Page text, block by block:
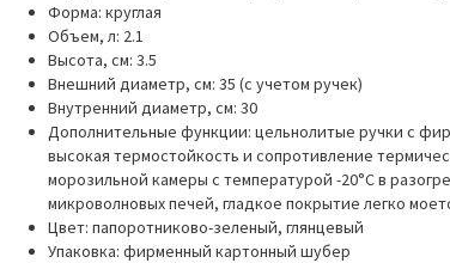
Форма: круглая
Объем, л: 2.1
Высота, см: 3.5
Внешний диаметр, см: 35 (с учетом ручек)
Внутренний диаметр, см: 30
Дополнительные функции: цельнолитые ручки с
высокая термостойкость и сопротивление
морозильной камеры с температурой -20°C в
микроволновых печей, гладкое покрытие легко
Цвет: папоротниково-зеленый, глянцевый
Упаковка: фирменный картонный шубер